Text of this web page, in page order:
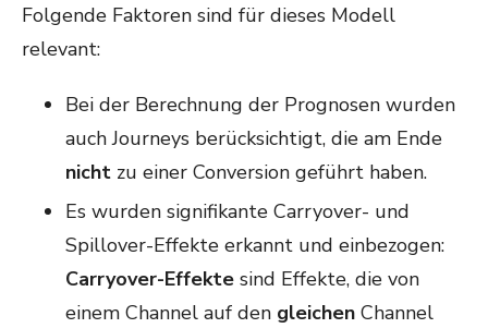
Folgende Faktoren sind für dieses Modell
relevant:
Bei der Berechnung der Prognosen wurden
auch Journeys berücksichtigt, die am Ende
nicht zu einer Conversion geführt haben.
Es wurden signifikante Carryover- und
Spillover-Effekte erkannt und einbezogen:
Carryover-Effekte sind Effekte, die von
einem Channel auf den gleichen Channel